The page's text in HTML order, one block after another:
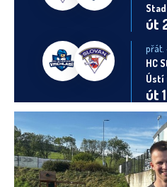
út
přát.
HC
Ústí
út